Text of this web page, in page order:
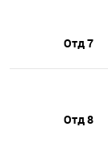
Отд 7
Отд 8